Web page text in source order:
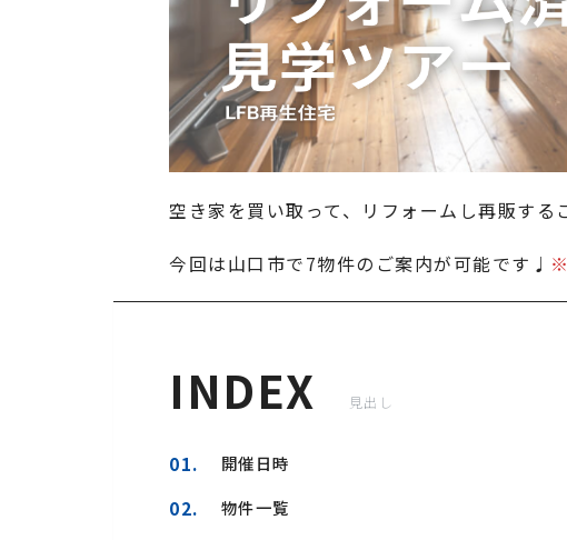
空き家を買い取って、リフォームし再販する
今回は山口市で7物件のご案内が可能です♩
INDEX
開催日時
物件一覧